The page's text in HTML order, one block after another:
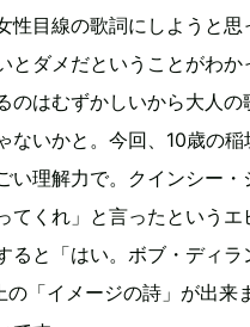
性目線の歌詞にしようと
とダメだということがわ
のはむずかしいから大人
ないかと。今回、10歳の
い理解力で。クインシー
てくれ」と言ったという
ると「はい。ボブ・ディ
「イメージの詩」が出来